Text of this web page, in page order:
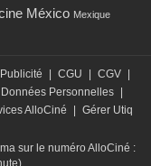
México Mexique
Publicité CGU CGV
Données Personnelles
AlloCiné
Gérer Utiq
sur le numéro AlloCiné :